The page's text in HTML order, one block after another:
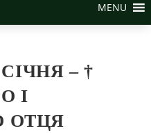
MENU
– †
І
ОТЦЯ